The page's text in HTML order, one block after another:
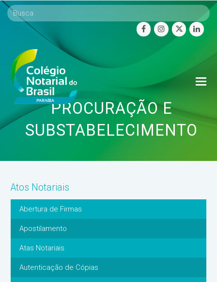
facebookinstagram
twitter
PROCURAÇÃO E
SUBSTABELECIMENTO
Atos Notariais
Abertura de Firmas
Apostilamento
Atas Notariais
Autenticação de Cópias